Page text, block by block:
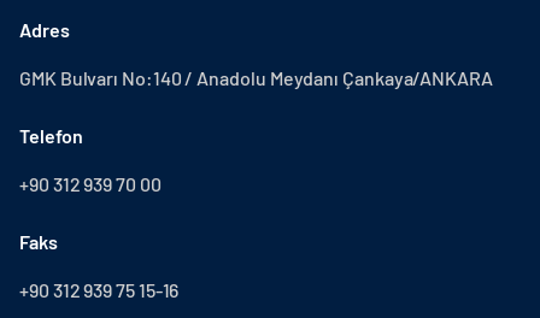
Adres
GMK Bulvarı No:140 / Anadolu Meydanı Çankaya/ANKARA
Telefon
+90 312 939 70 00
Faks
+90 312 939 75 15-16